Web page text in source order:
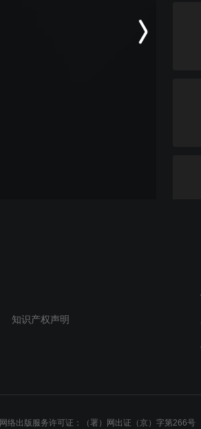
知识产权声明
网络出版服务许可证：（署）网出证（京）字第266号